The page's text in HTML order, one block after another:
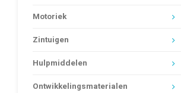
Motoriek
Zintuigen
Hulpmiddelen
Ontwikkelingsmaterialen